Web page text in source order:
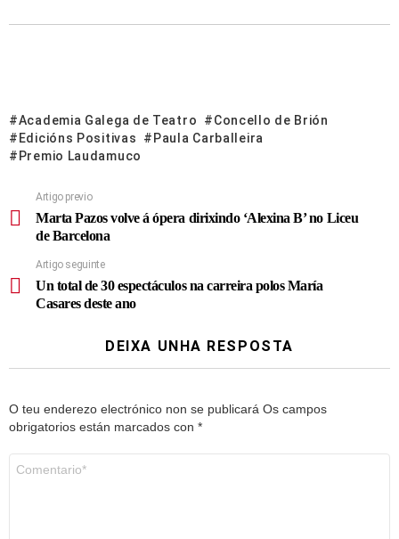
Academia Galega de Teatro
Concello de Brión
Edicións Positivas
Paula Carballeira
Premio Laudamuco
Artigo previo
Marta Pazos volve á ópera dirixindo ‘Alexina B’ no Liceu
de Barcelona
Artigo seguinte
Un total de 30 espectáculos na carreira polos María
Casares deste ano
DEIXA UNHA RESPOSTA
O teu enderezo electrónico non se publicará Os campos
obrigatorios están marcados con *